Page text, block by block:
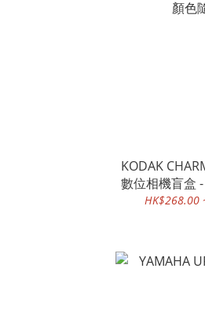
KODAK
數位相機盲盒
色
HK$268.00